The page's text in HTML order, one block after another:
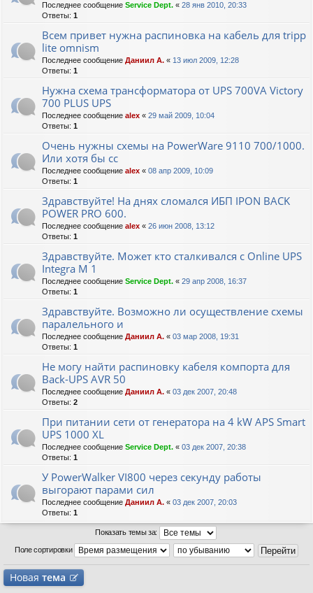
Последнее сообщение Service Dept. « 28 янв 2010, 20:33
Ответы: 1
Всем привет нужна распиновка на кабель для tripp
lite omnism
Последнее сообщение Даниил А. « 13 июл 2009, 12:28
Ответы: 1
Нужна схема трансформатора от UPS 700VA Victory
700 PLUS UPS
Последнее сообщение alex « 29 май 2009, 10:04
Ответы: 1
Очень нужны схемы на PowerWare 9110 700/1000.
Или хотя бы сс
Последнее сообщение alex « 08 апр 2009, 10:09
Ответы: 1
Здравствуйте! На днях сломался ИБП IPON BACK
POWER PRO 600.
Последнее сообщение alex « 26 июн 2008, 13:12
Ответы: 1
Здравствуйте. Может кто сталкивался с Online UPS
Integra M 1
Последнее сообщение Service Dept. « 29 апр 2008, 16:37
Ответы: 1
Здравствуйте. Возможно ли осуществление схемы
паралельного и
Последнее сообщение Даниил А. « 03 мар 2008, 19:31
Ответы: 1
Не могу найти распиновку кабеля компорта для
Back-UPS AVR 50
Последнее сообщение Даниил А. « 03 дек 2007, 20:48
Ответы: 2
При питании сети от генератора на 4 kW APS Smart
UPS 1000 XL
Последнее сообщение Service Dept. « 03 дек 2007, 20:38
Ответы: 1
У PowerWalker VI800 через секунду работы
выгорают парами сил
Последнее сообщение Даниил А. « 03 дек 2007, 20:03
Ответы: 1
Показать темы за:
Поле сортировки
Новая тема